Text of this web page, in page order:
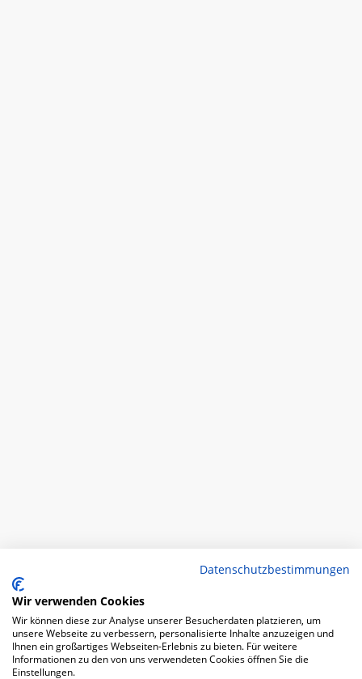
Datenschutzbestimmungen
Wir verwenden Cookies
Wir können diese zur Analyse unserer Besucherdaten platzieren, um
unsere Webseite zu verbessern, personalisierte Inhalte anzuzeigen und
Ihnen ein großartiges Webseiten-Erlebnis zu bieten. Für weitere
Informationen zu den von uns verwendeten Cookies öffnen Sie die
Einstellungen.